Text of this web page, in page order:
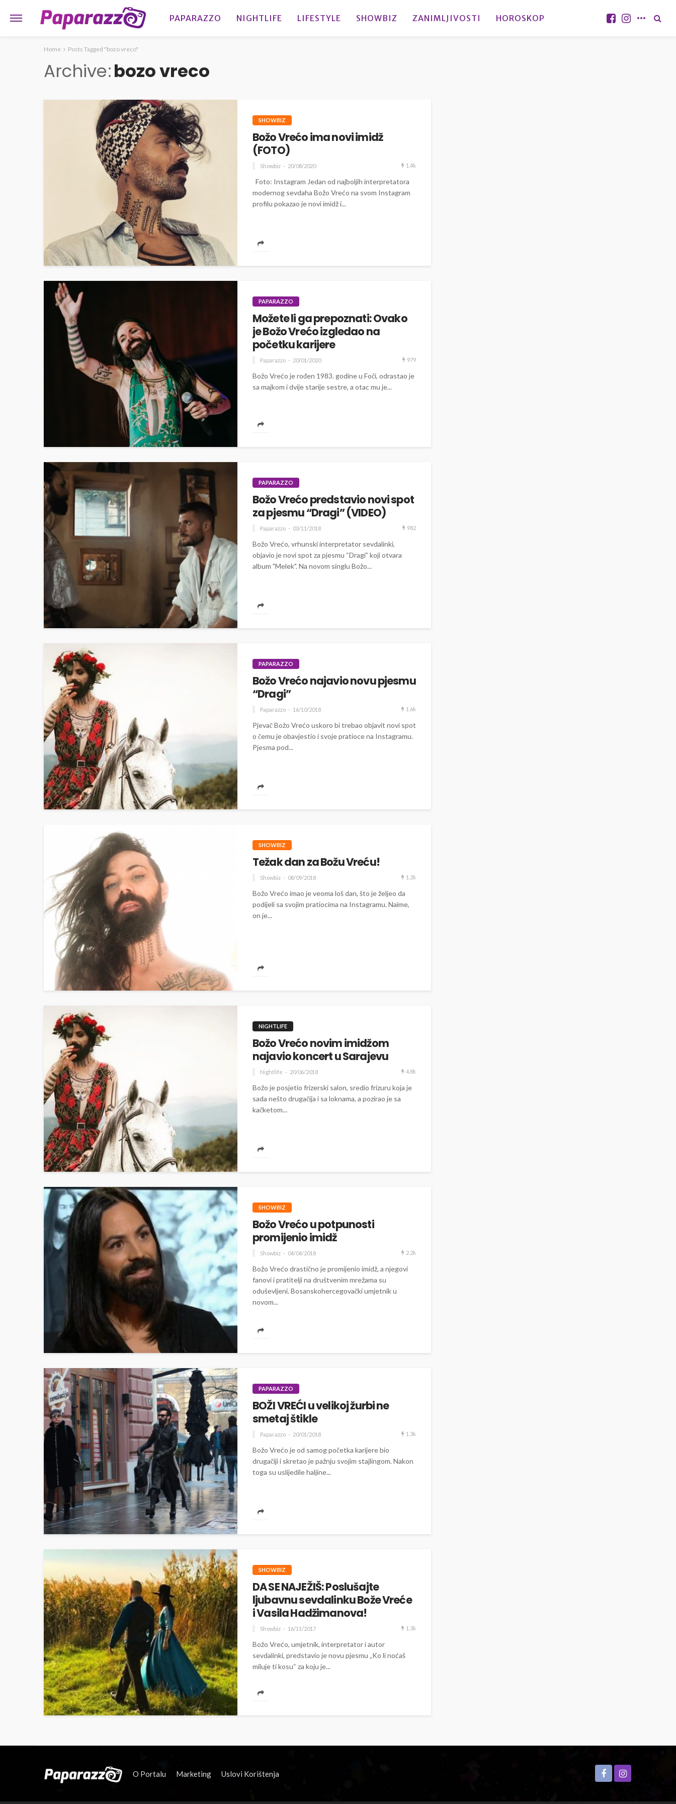
PAPARAZZO NIGHTLIFE LIFESTYLE SHOWBIZ ZANIMLJIVOSTI HOROSKOP
Home Posts Tagged "bozo vreco"
Archive bozo vreco
SHOWBIZ
Božo Vrećo ima novi imidž
(FOTO)
Showbiz 20/08/2020 1.4k
Foto: Instagram Jedan od najboljih interpretatora
modernog sevdaha Božo Vrećo na svom Instagram
profilu pokazao je novi imidž i...
PAPARAZZO
Možete li ga prepoznati: Ovako
je Božo Vrećo izgledao na
početku karijere
Paparazzo 20/01/2020 979
Božo Vrećo je rođen 1983. godine u Foči, odrastao je
sa majkom i dvije starije sestre, a otac mu je...
PAPARAZZO
Božo Vrećo predstavio novi spot
za pjesmu “Dragi” (VIDEO)
Paparazzo 03/11/2018 982
Božo Vrećo, vrhunski interpretator sevdalinki,
objavio je novi spot za pjesmu “Dragi” koji otvara
album "Melek". Na novom singlu Božo...
PAPARAZZO
Božo Vrećo najavio novu pjesmu
“Dragi”
Paparazzo 16/10/2018 1.6k
Pjevač Božo Vrećo uskoro bi trebao objavit novi spot
o čemu je obavjestio i svoje pratioce na Instagramu.
Pjesma pod...
SHOWBIZ
Težak dan za Božu Vreću!
Showbiz 08/09/2018 1.2k
Božo Vrećo imao je veoma loš dan, što je željeo da
podijeli sa svojim pratiocima na Instagramu. Naime,
on je...
NIGHTLIFE
Božo Vrećo novim imidžom
najavio koncert u Sarajevu
Nightlife 20/06/2018 4.8k
Božo je posjetio frizerski salon, sredio frizuru koja je
sada nešto drugačija i sa loknama, a pozirao je sa
kačketom...
SHOWBIZ
Božo Vrećo u potpunosti
promijenio imidž
Showbiz 04/04/2018 2.2k
Božo Vrećo drastično je promijenio imidž, a njegovi
fanovi i pratitelji na društvenim mrežama su
oduševljeni. Bosanskohercegovački umjetnik u
novom...
PAPARAZZO
BOŽI VREĆI u velikoj žurbi ne
smetaj štikle
Paparazzo 20/01/2018 1.3k
Božo Vrećo je od samog početka karijere bio
drugačiji i skretao je pažnju svojim stajlingom. Nakon
toga su uslijedile haljine...
SHOWBIZ
DA SE NAJEŽIŠ: Poslušajte
ljubavnu sevdalinku Bože Vreće
i Vasila Hadžimanova!
Showbiz 16/11/2017 1.3k
Božo Vrećo, umjetnik, interpretator i autor
sevdalinki, predstavio je novu pjesmu „Ko li noćaš
miluje ti kosu“ za koju je...
O Portalu Marketing Uslovi Korištenja